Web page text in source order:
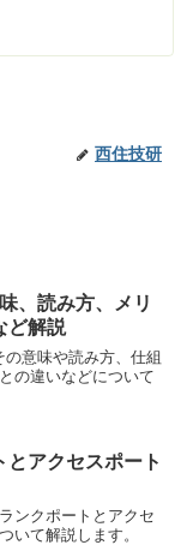
西住技研
、読み方、メリ
ど解説
意味や読み方、仕組
の違いなどについて
とアクセスポート
ンクポートとアクセ
いて解説します。